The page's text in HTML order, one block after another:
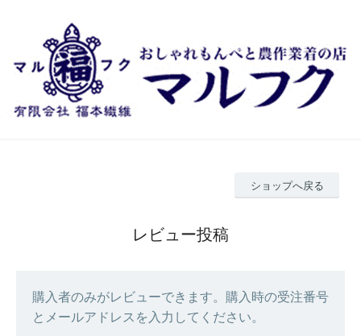
ショップへ戻る
レビュー投稿
購入者のみがレビューできます。購入時の受注番号
とメールアドレスを入力してください。